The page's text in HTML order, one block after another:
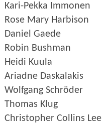
Kari-Pekka Immonen
Rose Mary Harbison
Daniel Gaede
Robin Bushman
Heidi Kuula
Ariadne Daskalakis
Wolfgang Schröder
Thomas Klug
Christopher Collins Lee